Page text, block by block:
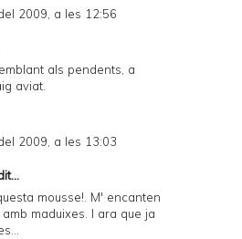
2009, a les 12:56
als pendents, a
aviat.
2009, a les 13:03
mousse!. M' encanten
maduixes. I ara que ja